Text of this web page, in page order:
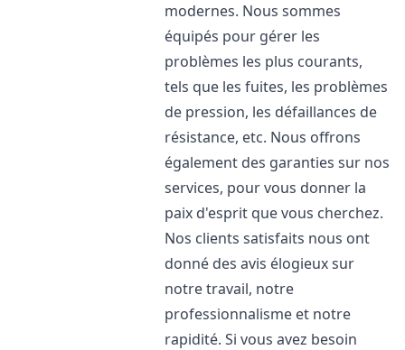
modernes. Nous sommes
équipés pour gérer les
problèmes les plus courants,
tels que les fuites, les problèmes
de pression, les défaillances de
résistance, etc. Nous offrons
également des garanties sur nos
services, pour vous donner la
paix d'esprit que vous cherchez.
Nos clients satisfaits nous ont
donné des avis élogieux sur
notre travail, notre
professionnalisme et notre
rapidité. Si vous avez besoin